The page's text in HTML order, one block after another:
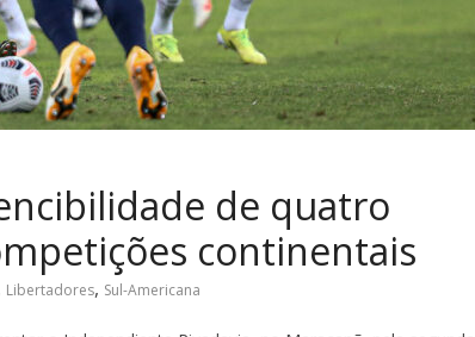
de quatro
continentais
Libertadores, Sul-Americana